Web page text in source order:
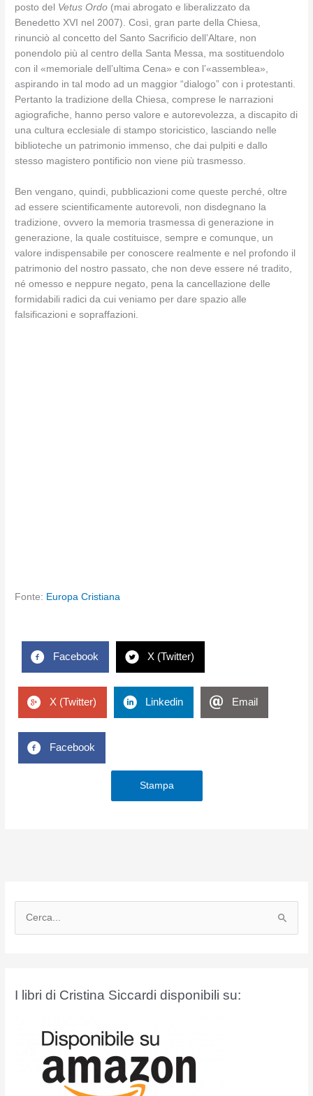
posto del Vetus Ordo (mai abrogato e liberalizzato da
Benedetto XVI nel 2007). Così, gran parte della Chiesa,
rinunciò al concetto del Santo Sacrificio dell’Altare, non
ponendolo più al centro della Santa Messa, ma sostituendolo
con il «memoriale dell’ultima Cena» e con l’«assemblea»,
aspirando in tal modo ad un maggior “dialogo” con i protestanti.
Pertanto la tradizione della Chiesa, comprese le narrazioni
agiografiche, hanno perso valore e autorevolezza, a discapito di
una cultura ecclesiale di stampo storicistico, lasciando nelle
biblioteche un patrimonio immenso, che dai pulpiti e dallo
stesso magistero pontificio non viene più trasmesso.
Ben vengano, quindi, pubblicazioni come queste perché, oltre
ad essere scientificamente autorevoli, non disdegnano la
tradizione, ovvero la memoria trasmessa di generazione in
generazione, la quale costituisce, sempre e comunque, un
valore indispensabile per conoscere realmente e nel profondo il
patrimonio del nostro passato, che non deve essere né tradito,
né omesso e neppure negato, pena la cancellazione delle
formidabili radici da cui veniamo per dare spazio alle
falsificazioni e sopraffazioni.
Fonte: Europa Cristiana
Facebook X (Twitter)
X (Twitter) Linkedin Email
Facebook
Stampa
I libri di Cristina Siccardi disponibili su: